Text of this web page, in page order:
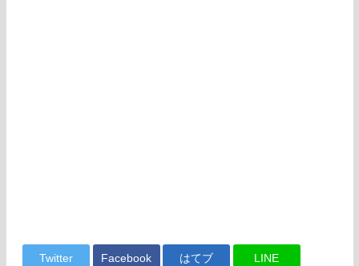
Twitter Facebook はてブ LINE